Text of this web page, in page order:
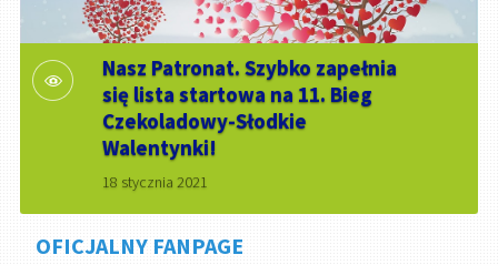
Nasz Patronat. Szybko zapełnia
się lista startowa na 11. Bieg
Czekoladowy-Słodkie
Walentynki!
18 stycznia 2021
OFICJALNY FANPAGE